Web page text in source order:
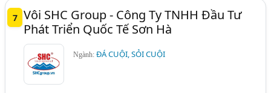
7 Vôi SHC Group - Công Ty TNHH Đầu Tư
Phát Triển Quốc Tế Sơn Hà
Ngành:ĐÁ CUỘI, SỎI CUỘI